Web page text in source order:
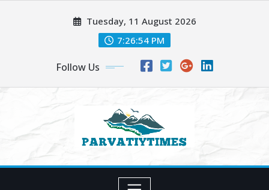
Tuesday, 11 August 2026
7:26:55 PM
Follow Us